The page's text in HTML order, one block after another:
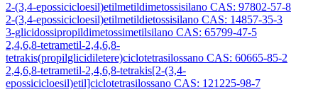
2-(3,4-epossicicloesil)etilmetildimetossisilano CAS: 97802-57-8
2-(3,4-epossicicloesil)etilmetildietossisilano CAS: 14857-35-3
3-glicidossipropildimetossimetilsilano CAS: 65799-47-5
2,4,6,8-tetrametil-2,4,6,8-
tetrakis(propilglicidiletere)ciclotetrasilossano CAS: 60665-85-2
2,4,6,8-tetrametil-2,4,6,8-tetrakis[2-(3,4-
epossicicloesil)etil]ciclotetrasilossano CAS: 121225-98-7